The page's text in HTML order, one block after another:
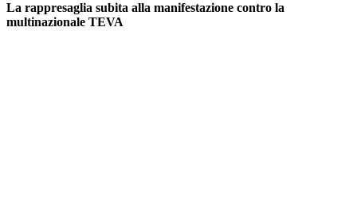
La rappresaglia subita alla manifestazione contro la
multinazionale TEVA